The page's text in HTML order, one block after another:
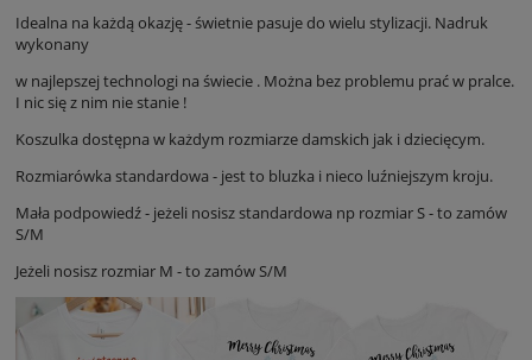
Idealna na każdą okazję - świetnie pasuje do wielu stylizacji. Nadruk
wykonany
w najlepszej technologi na świecie . Można bez problemu prać w pralce.
I nic się z nim nie stanie !
Koszulka dostępna w każdym rozmiarze damskich jak i dziecięcym.
Rozmiarówka standardowa - jest to bluzka i nieco luźniejszym kroju.
Mała podpowiedź - jeżeli nosisz standardowa np rozmiar S - to zamów
S/M
Jeżeli nosisz rozmiar M - to zamów S/M